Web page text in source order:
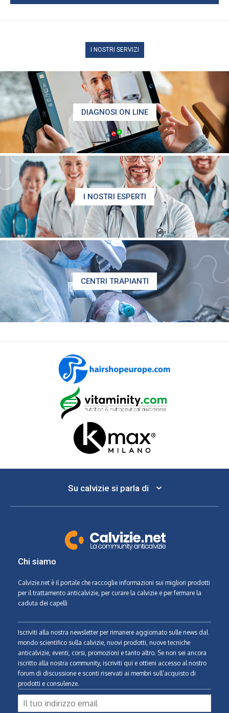
I NOSTRI SERVIZI
DIAGNOSI ON LINE
I NOSTRI ESPERTI
CENTRI TRAPIANTI
Su calvizie si parla di
Chi siamo
Calvizie.net è il portale che raccoglie informazioni sui migliori prodotti
per il trattamento anticalvizie, per curare la calvizie e per fermare la
caduta dei capelli
Iscriviti alla nostra newsletter per rimanere aggiornato sulle news dal
mondo scientifico sulla calvizie, nuovi prodotti, nuove tecniche
anticalvizie, eventi, corsi, promozioni e tanto altro. Se non sei ancora
iscritto alla nostra community, iscriviti qui e ottieni accesso al nostro
forum di discussione e sconti riservati ai membri sull’acquisto di
prodotti e consulenze.